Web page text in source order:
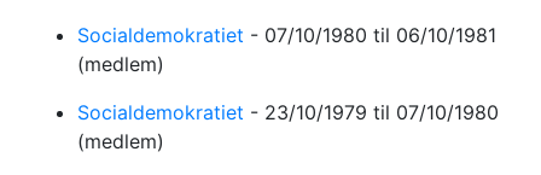
Socialdemokratiet - 07/10/1980 til 06/10/1981
(medlem)
Socialdemokratiet - 23/10/1979 til 07/10/1980
(medlem)